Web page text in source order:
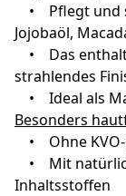
• Pflegt und
Jojobaöl,
• Das
strahlendes
• Ideal als
Besonders
• Ohne
• Mit
Inhaltsstoffen